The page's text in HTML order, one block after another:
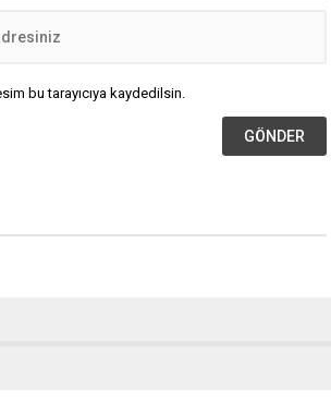
bu tarayıcıya kaydedilsin.